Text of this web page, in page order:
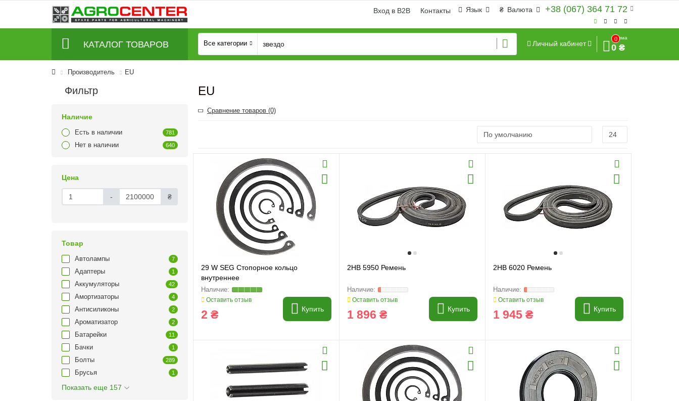
+38 (067) 364 71 72
₴ Валюта
Язык
Вход в B2B Контакты
КАТАЛОГ ТОВАРОВ Все категории Личный кабинет
0
Сумма
0 ₴
Производитель EU
Фильтр
Наличие
Есть в наличии 781
Нет в наличии 640
Цена
- ₴
Товар
Автолампы 7
Адаптеры 1
Аккумуляторы 42
Амортизаторы 4
Антисиликоны 2
Ароматизатор 2
Батарейки 11
Бачки 1
Болты 289
Брусья 1
Показать еще 157
EU
Сравнение товаров (0)
29 W SEG Стопорное кольцо
внутреннее
Оставить отзыв
2 ₴ Купить
2HB 5950 Ремень
Оставить отзыв
1 896 ₴ Купить
2HB 6020 Ремень
Оставить отзыв
1 945 ₴ Купить